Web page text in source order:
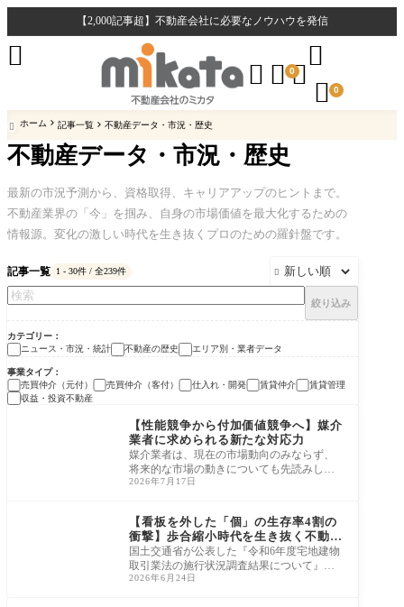
【2,000記事超】不動産会社に必要なノウハウを発信
  0

 0

 ホーム 記事一覧 不動産データ・市況・歴史
不動産データ・市況・歴史
最新の市況予測から、資格取得、キャリアアップのヒントまで。
不動産業界の「今」を掴み、自身の市場価値を最大化するための
情報源。変化の激しい時代を生き抜くプロのための羅針盤です。
記事一覧 1 - 30件 / 全239件 
絞り込み
カテゴリー
ニュース・市況・統計
不動産の歴史 エリア別・業者データ
事業タイプ
売買仲介（元付）
売買仲介（客付） 仕入れ・開発 賃貸仲介
賃貸管理
収益・投資不動産
ニュース・市況・統計
【性能競争から付加価値競争へ】媒介
業者に求められる新たな対応力
媒介業者は、現在の市場動向のみならず、
将来的な市場の動きについても先読みし、
常に備えておく必要があります。 例えば、
2026年7月17日
【看板を外した「個」の生存率4割の
衝撃】歩合縮小時代を生き抜く不動産
営業の普遍的サバイバル論
国土交通省が公表した『令和6年度宅地建物
取引業法の施行状況調査結果について』に
よれば、令和6年度末（令和7年3月末）現在
2026年6月24日